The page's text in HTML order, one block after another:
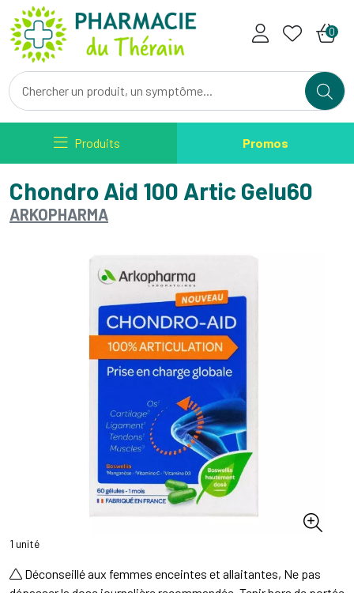
Pharmacie du Therain Votre
0
Produits Promos
Chondro Aid 100 Artic Gelu60
ARKOPHARMA
1 unité
Déconseillé aux femmes enceintes et allaitantes, Ne pas